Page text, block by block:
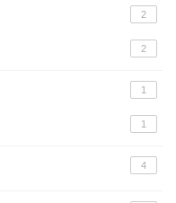
2
2
1
1
4